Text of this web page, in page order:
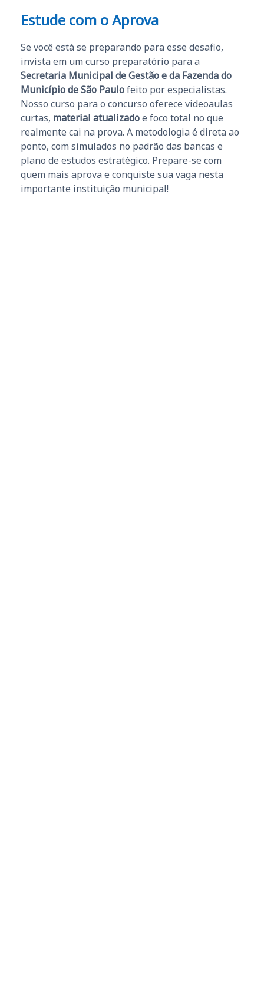
Estude com o Aprova
Se você está se preparando para esse desafio,
invista em um curso preparatório para a
Secretaria Municipal de Gestão e da Fazenda do
Município de São Paulofeito por especialistas.
Nosso curso para o concurso oferece videoaulas
curtas, material atualizadoe foco total no que
realmente cai na prova. A metodologia é direta ao
ponto, com simulados no padrão das bancas e
plano de estudos estratégico. Prepare-se com
quem mais aprova e conquiste sua vaga nesta
importante instituição municipal!